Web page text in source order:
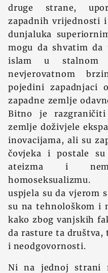
druge strane,
zapadnih vrijednosti
dunjaluka
mogu da shvatim
islam u
nevjerovatnom
pojedini zapadnjaci
zapadne zemlje
Bitno je
zemlje doživjele
inovacijama, ali su
čovjeka i postale su
ateizma i
uspjela su da vjerom
su na tehnološkom i
kako zbog vanjskih
da rasture ta
i neodgovornosti.
Ni na jednoj strani